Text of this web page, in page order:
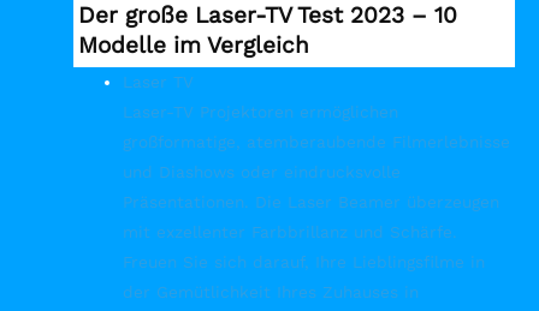
Der große Laser-TV Test 2023 – 10
Modelle im Vergleich
Laser TV
Laser-TV Projektoren ermöglichen
großformatige, atemberaubende Filmerlebnisse
und Diashows oder eindrucksvolle
Präsentationen. Die Laser Beamer überzeugen
mit exzellenter Farbbrillanz und Schärfe.
Freuen Sie sich darauf, Ihre Lieblingsfilme in
der Gemütlichkeit Ihres Zuhauses in